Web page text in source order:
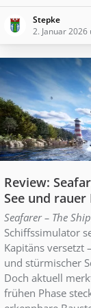
Stepke
2. Januar 2026
Review:
See und rauer
Seafarer – The
Schiffssimulator
Kapitäns versetzt
und stürmischer
Doch aktuell
frühen Phase